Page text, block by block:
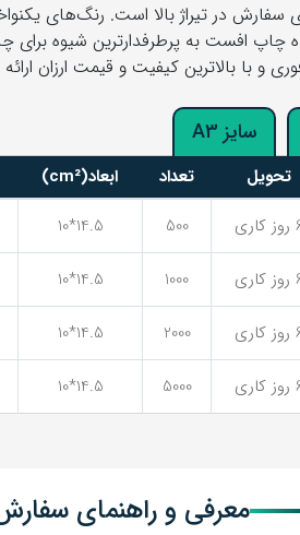
در تیراژ بالا است. رنگ‌های
چاپ افست به پرطرفدارترین شیوه
و با بالاترین کیفیت و قیمت ارزان
سایز A3
تحویل تعداد ابعاد(cm²)
500
14.5*10
1000
14.5*10
2000
14.5*10
5000
14.5*10
معرفی و راهنمای